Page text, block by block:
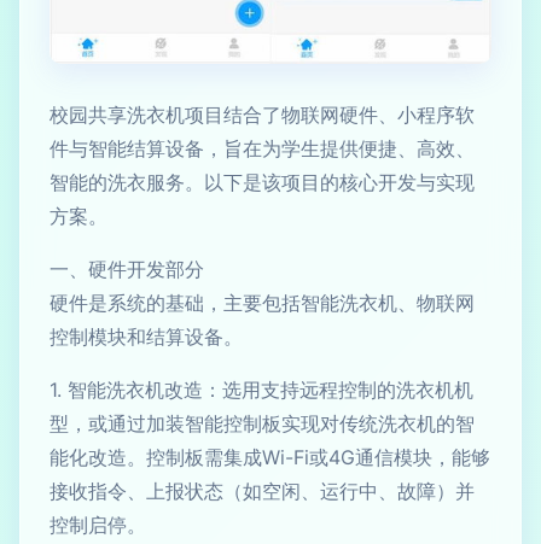
校园共享洗衣机项目结合了物联网硬件、小程序软
件与智能结算设备，旨在为学生提供便捷、高效、
智能的洗衣服务。以下是该项目的核心开发与实现
方案。
一、硬件开发部分
硬件是系统的基础，主要包括智能洗衣机、物联网
控制模块和结算设备。
1. 智能洗衣机改造：选用支持远程控制的洗衣机机
型，或通过加装智能控制板实现对传统洗衣机的智
能化改造。控制板需集成Wi-Fi或4G通信模块，能够
接收指令、上报状态（如空闲、运行中、故障）并
控制启停。